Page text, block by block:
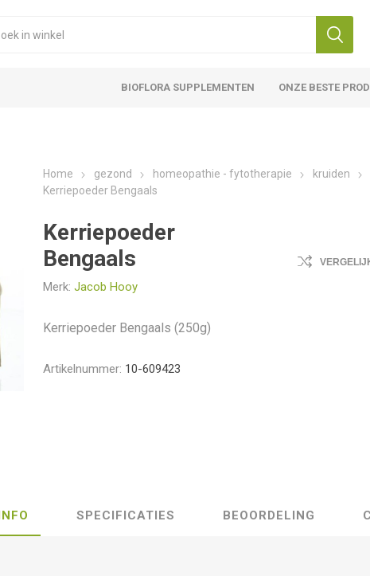
BIOFLORA SUPPLEMENTEN ONZE BESTE
Home gezond homeopathie - fytotherapie
kruiden
Kerriepoeder Bengaals
Kerriepoeder
Bengaals
Merk: Jacob Hooy
Kerriepoeder Bengaals (250g)
Artikelnummer: 10-609423
SPECIFICATIES BEOORDELING